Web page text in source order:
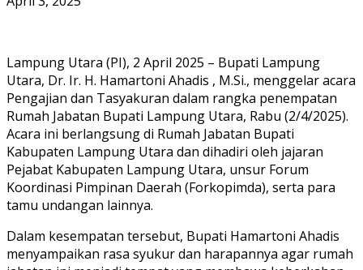
Lampung Utara (PI), 2 April 2025 – Bupati Lampung
Utara, Dr. Ir. H. Hamartoni Ahadis , M.Si., menggelar acara
Pengajian dan Tasyakuran dalam rangka penempatan
Rumah Jabatan Bupati Lampung Utara, Rabu (2/4/2025).
Acara ini berlangsung di Rumah Jabatan Bupati
Kabupaten Lampung Utara dan dihadiri oleh jajaran
Pejabat Kabupaten Lampung Utara, unsur Forum
Koordinasi Pimpinan Daerah (Forkopimda), serta para
tamu undangan lainnya.
Dalam kesempatan tersebut, Bupati Hamartoni Ahadis
menyampaikan rasa syukur dan harapannya agar rumah